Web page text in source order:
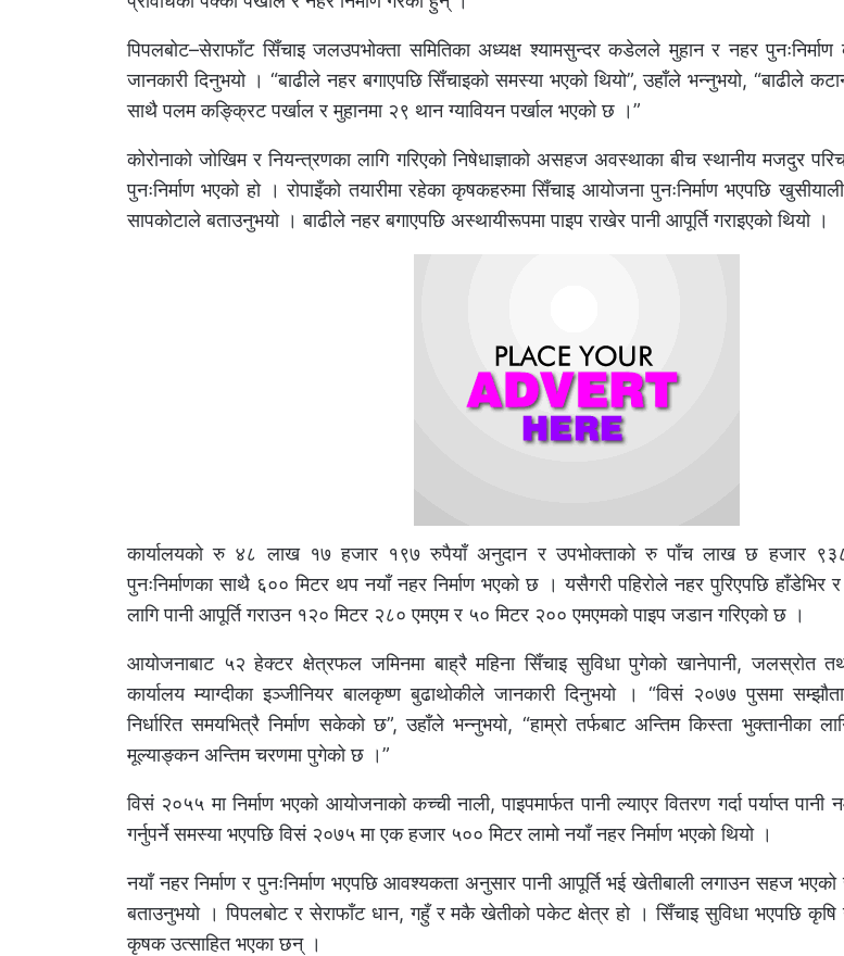
पिपलबोट–सेराफाँट सिँचाइ जलउपभोक्ता समितिका अध्यक्ष श्यामसुन्दर कडेलले मुहान र नहर पुनःनिर्माण
जानकारी दिनुभयो । “बाढीले नहर बगाएपछि सिँचाइको समस्या भएको थियो”, उहाँले भन्नुभयो, “बाढीले
साथै पलम कङ्क्रिट पर्खाल र मुहानमा २९ थान ग्यावियन पर्खाल भएको छ ।”
कोरोनाको जोखिम र नियन्त्रणका लागि गरिएको निषेधाज्ञाको असहज अवस्थाका बीच स्थानीय मजदुर
पुनःनिर्माण भएको हो । रोपाइँको तयारीमा रहेका कृषकहरुमा सिँचाइ आयोजना पुनःनिर्माण भएपछि
सापकोटाले बताउनुभयो । बाढीले नहर बगाएपछि अस्थायीरूपमा पाइप राखेर पानी आपूर्ति गराइएको थियो ।
कार्यालयको रु ४८ लाख १७ हजार १९७ रुपैयाँ अनुदान र उपभोक्ताको रु पाँच लाख छ हजार ९३८
पुनःनिर्माणका साथै ६०० मिटर थप नयाँ नहर निर्माण भएको छ । यसैगरी पहिरोले नहर पुरिएपछि हाँडेभिर
लागि पानी आपूर्ति गराउन १२० मिटर २८० एमएम र ५० मिटर २०० एमएमको पाइप जडान गरिएको छ ।
आयोजनाबाट ५२ हेक्टर क्षेत्रफल जमिनमा बाह्रै महिना सिँचाइ सुविधा पुगेको खानेपानी, जलस्रोत
कार्यालय म्याग्दीका इञ्जीनियर बालकृष्ण बुढाथोकीले जानकारी दिनुभयो । “विसं २०७७ पुसमा
निर्धारित समयभित्रै निर्माण सकेको छ”, उहाँले भन्नुभयो, “हाम्रो तर्फबाट अन्तिम किस्ता भुक्तानीका
मूल्याङ्कन अन्तिम चरणमा पुगेको छ ।”
विसं २०५५ मा निर्माण भएको आयोजनाको कच्ची नाली, पाइपमार्फत पानी ल्याएर वितरण गर्दा पर्याप्त
गर्नुपर्ने समस्या भएपछि विसं २०७५ मा एक हजार ५०० मिटर लामो नयाँ नहर निर्माण भएको थियो ।
नयाँ नहर निर्माण र पुनःनिर्माण भएपछि आवश्यकता अनुसार पानी आपूर्ति भई खेतीबाली लगाउन सहज भएको
बताउनुभयो । पिपलबोट र सेराफाँट धान, गहुँ र मकै खेतीको पकेट क्षेत्र हो । सिँचाइ सुविधा भएपछि
कृषक उत्साहित भएका छन् ।